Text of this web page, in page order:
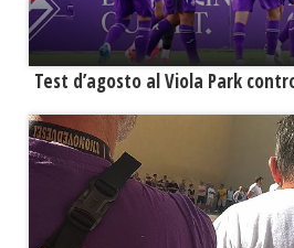
Test d’agosto al Viola Park